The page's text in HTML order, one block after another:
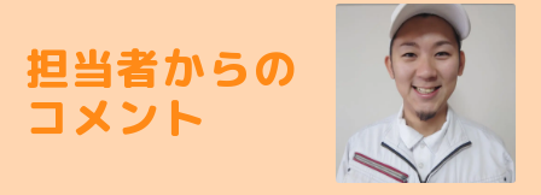
担当者からの
コメント